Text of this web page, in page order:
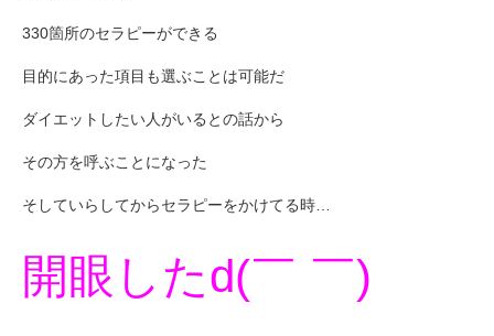
330箇所のセラピーができる
目的にあった項目も選ぶことは可能だ
ダイエットしたい人がいるとの話から
その方を呼ぶことになった
そしていらしてからセラピーをかけてる時…
開眼したd(￣ ￣)